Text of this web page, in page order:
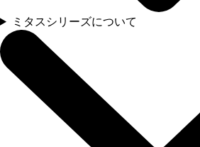
ミタスシリーズについて